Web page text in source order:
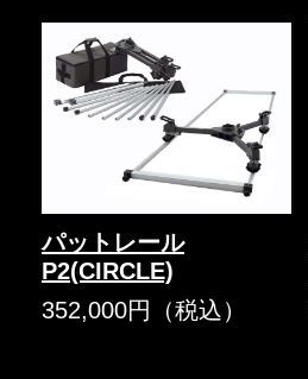
パットレール
P2(CIRCLE)
352,000円（税込）